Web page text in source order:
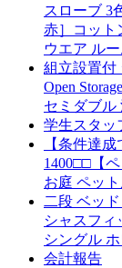
スローブ 3
赤］コット
ウエア ル
組立設置付
Open
セミダブル
学生スタッ
【条件達
1400□□【
お庭 ペッ
二段 ベッ
シャスフィ
シングル ホ
会計報告